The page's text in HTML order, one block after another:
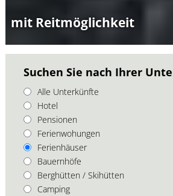
mit Reitmöglichkeit
Suchen Sie nach Ihrer
Alle Unterkünfte
Hotel
Pensionen
Ferienwohungen
Ferienhäuser
Bauernhöfe
Berghütten / Skihütten
Camping